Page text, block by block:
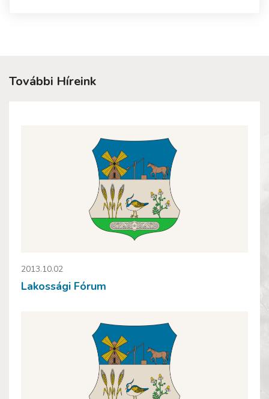
További Híreink
2013.10.02
Lakossági Fórum